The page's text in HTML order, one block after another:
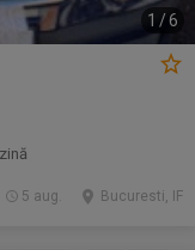
1 /6
Bucuresti, IF
5 aug.